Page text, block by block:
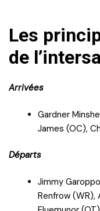
Les
de
Arrivées
Gardner
James (OC),
Départs
Jimmy
Renfrow (WR),